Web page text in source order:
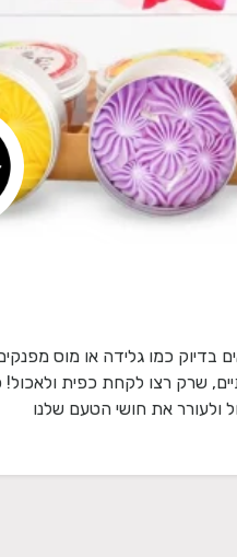
שרק רצו לקחת כפית
ולעורר את חושי הטעם שלנו